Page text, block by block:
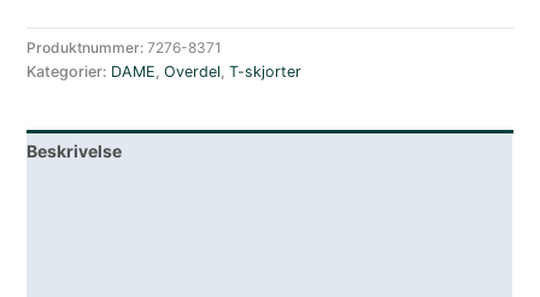
Produktnummer:7276-8371
Kategorier: DAME,Overdel,T-skjorter
Beskrivelse